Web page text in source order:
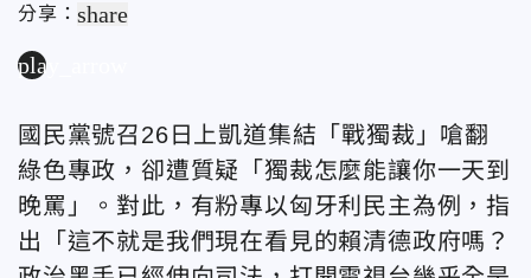
分享：share
play_arrow
國民黨號召26日上凱道集結「戰獨裁」嗆翻
綠色專政，卻遭質疑「獨裁怎麼能讓你一天到
晚罵」。對此，有粉專以匈牙利民主為例，指
出「這不就是我們現在看見的賴清德政府嗎？